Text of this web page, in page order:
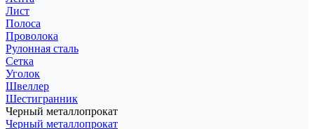
Лист
Полоса
Проволока
Рулонная сталь
Сетка
Уголок
Швеллер
Шестигранник
Черный металлопрокат
Черный металлопрокат